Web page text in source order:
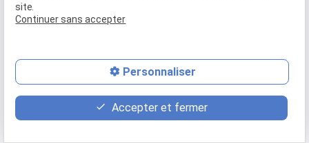
Près de Martigues, le burn-out et la dépression au travail
surcharge, à un management toxique ...
site.
Continuer sans accepter
Personnaliser
Accepter et fermer